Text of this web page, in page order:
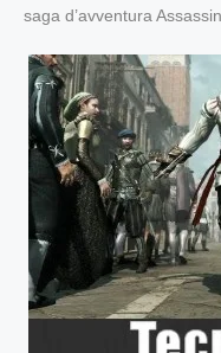
saga d’avventura